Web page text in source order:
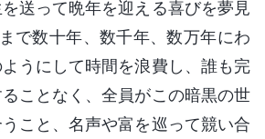
送って晩年を迎える喜びを夢見
で数十年、数千年、数万年にわ
うにして時間を浪費し、誰も完
ことなく、全員がこの暗黒の世
こと、名声や富を巡って競い合